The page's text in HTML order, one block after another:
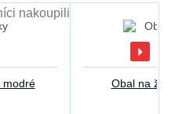
nakoupili
modré Obal na